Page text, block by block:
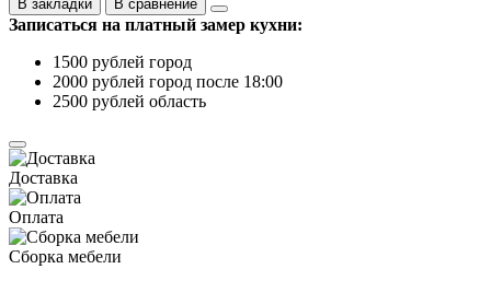
В закладки
В сравнение
Записаться на платный замер кухни:
1500 рублей город
2000 рублей город после 18:00
2500 рублей область
Доставка
Оплата
Сборка мебели